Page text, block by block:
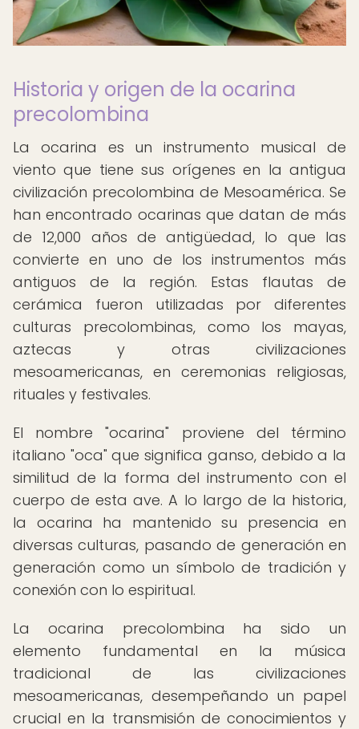
Historia y origen de la ocarina
precolombina
La ocarina es un instrumento musical de
viento que tiene sus orígenes en la antigua
civilización precolombina de Mesoamérica. Se
han encontrado ocarinas que datan de más
de 12,000 años de antigüedad, lo que las
convierte en uno de los instrumentos más
antiguos de la región. Estas flautas de
cerámica fueron utilizadas por diferentes
culturas precolombinas, como los mayas,
aztecas y otras civilizaciones
mesoamericanas, en ceremonias religiosas,
rituales y festivales.
El nombre "ocarina" proviene del término
italiano "oca" que significa ganso, debido a la
similitud de la forma del instrumento con el
cuerpo de esta ave. A lo largo de la historia,
la ocarina ha mantenido su presencia en
diversas culturas, pasando de generación en
generación como un símbolo de tradición y
conexión con lo espiritual.
La ocarina precolombina ha sido un
elemento fundamental en la música
tradicional de las civilizaciones
mesoamericanas, desempeñando un papel
crucial en la transmisión de conocimientos y